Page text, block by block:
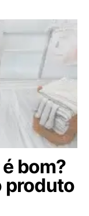
bom?
produto